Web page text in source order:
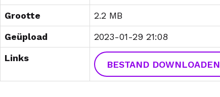
Grootte
2.2 MB
Geüpload
2023-01-29 21:08
Links
BESTAND DOWNLOADEN